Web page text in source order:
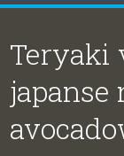
Teryaki
japanse